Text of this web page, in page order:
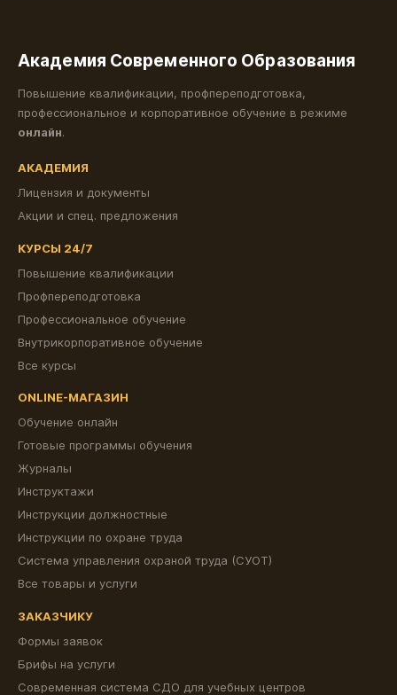
Академия Современного Образования
Повышение квалификации, профпереподготовка,
профессиональное и корпоративное обучение в режиме
онлайн.
АКАДЕМИЯ
Лицензия и документы
Акции и спец. предложения
КУРСЫ 24/7
Повышение квалификации
Профпереподготовка
Профессиональное обучение
Внутрикорпоративное обучение
Все курсы
ONLINE-МАГАЗИН
Обучение онлайн
Готовые программы обучения
Журналы
Инструктажи
Инструкции должностные
Инструкции по охране труда
Система управления охраной труда (СУОТ)
Все товары и услуги
ЗАКАЗЧИКУ
Формы заявок
Брифы на услуги
Современная система СДО для учебных центров